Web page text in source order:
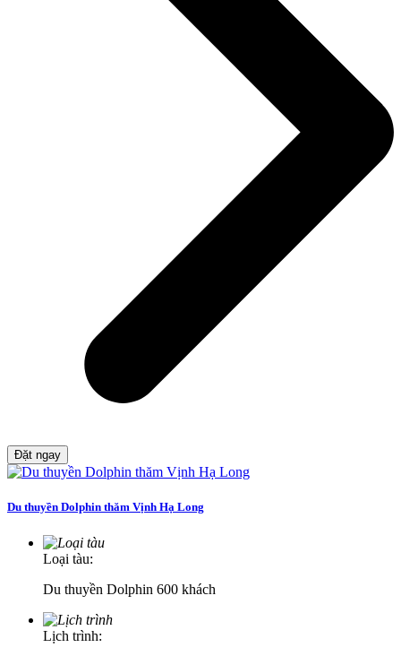
Đặt ngay
Du thuyền Dolphin thăm Vịnh Hạ Long
Loại tàu:
Du thuyền Dolphin 600 khách
Lịch trình: